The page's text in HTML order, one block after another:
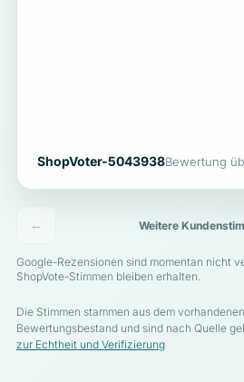
ShopVoter-5043938Bewertung
← Weitere
Google-Rezensionen sind momentan nicht
ShopVote-Stimmen bleiben erhalten.
Die Stimmen stammen aus dem
Bewertungsbestand und sind nach Quelle
zur Echtheit und Verifizierung